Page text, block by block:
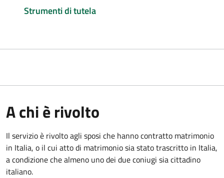
Strumenti di tutela
A chi è rivolto
Il servizio è rivolto agli sposi che hanno contratto matrimonio
in Italia, o il cui atto di matrimonio sia stato trascritto in Italia,
a condizione che almeno uno dei due coniugi sia cittadino
italiano.